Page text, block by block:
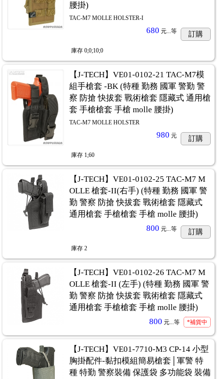
腰掛)
TAC-M7 MOLLE HOLSTER-I
680 元...等 訂購
庫存 0;0;10;0
【J-TECH】VE01-0102-21 TAC-M7模
組手槍套 -BK (特種 勤務 國軍 警勤 警
察 防搶 快拔套 戰術槍套 隱藏式 通用槍
套 手槍槍套 手槍 molle 腰掛)
TAC-M7 MOLLE HOLSTER
980 元 訂購
庫存 1;60
【J-TECH】VE01-0102-25 TAC-M7 M
OLLE 槍套-II(右手) (特種 勤務 國軍 警
勤 警察 防搶 快拔套 戰術槍套 隱藏式
通用槍套 手槍槍套 手槍 molle 腰掛)
800 元...等 訂購
庫存 2
【J-TECH】VE01-0102-26 TAC-M7 M
OLLE 槍套-II (左手) (特種 勤務 國軍 警
勤 警察 防搶 快拔套 戰術槍套 隱藏式
通用槍套 手槍槍套 手槍 molle 腰掛)
800 元...等 *補貨中
【J-TECH】VE01-7710-M3 CP-14 小型
胸掛配件-黏扣模組簡易槍套│軍警 特
種 特勤 警察裝備 保護袋 多功能袋 裝備